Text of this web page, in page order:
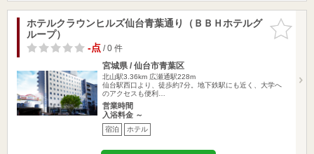
お気に入
りに追加
ホテルクラウンヒルズ仙台青葉通り（ＢＢＨホテルグ
ループ）
-点/ 0 件
宮城県 / 仙台市青葉区
北山駅3.36km 広瀬通駅228m
仙台駅西口より、徒歩約7分。地下鉄駅にも近く、大学へ
のアクセスも便利…
営業時間
入浴料金 ～
宿泊 ホテル